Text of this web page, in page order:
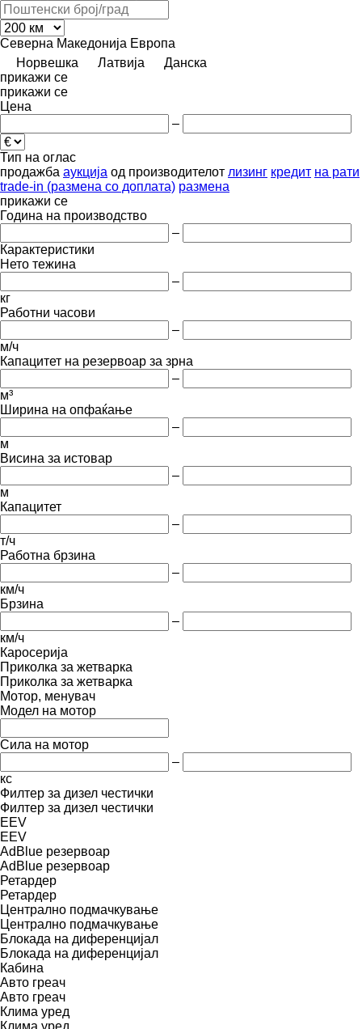
Северна Македонија Европа
Норвешка
Латвија
Данска
прикажи се
прикажи се
Цена
–
Тип на оглас
продажба аукција од производителот лизинг кредит на рати
trade-in (размена со доплата) размена
прикажи се
Година на производство
–
Карактеристики
Нето тежина
–
кг
Работни часови
–
м/ч
Капацитет на резервоар за зрна
–
м³
Ширина на опфаќање
–
м
Висина за истовар
–
м
Капацитет
–
т/ч
Работна брзина
–
км/ч
Брзина
–
км/ч
Каросерија
Приколка за жетварка
Приколка за жетварка
Мотор, менувач
Модел на мотор
Сила на мотор
–
кс
Филтер за дизел честички
Филтер за дизел честички
EEV
EEV
AdBlue резервоар
AdBlue резервоар
Ретардер
Ретардер
Централно подмачкување
Централно подмачкување
Блокада на диференцијал
Блокада на диференцијал
Кабина
Авто греач
Авто греач
Клима уред
Клима уред